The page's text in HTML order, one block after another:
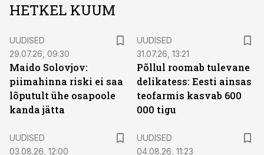
HETKEL KUUM
UUDISED
29.07.26, 09:30
Maido Solovjov:
piimahinna riski ei saa
lõputult ühe osapoole
kanda jätta
UUDISED
31.07.26, 13:21
Põllul roomab tulevane
delikatess: Eesti ainsas
teofarmis kasvab 600
000 tigu
UUDISED
03.08.26, 12:00
UUDISED
04.08.26, 11:23